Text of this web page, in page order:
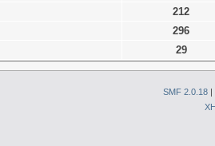
212
296
29
SMF 2.0.18 |